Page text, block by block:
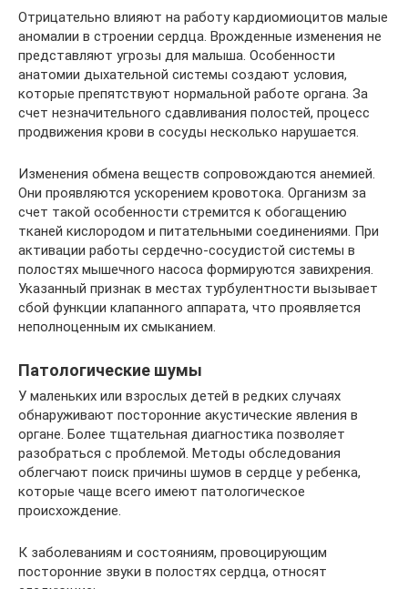
Отрицательно влияют на работу кардиомиоцитов малые
аномалии в строении сердца. Врожденные изменения не
представляют угрозы для малыша. Особенности
анатомии дыхательной системы создают условия,
которые препятствуют нормальной работе органа. За
счет незначительного сдавливания полостей, процесс
продвижения крови в сосуды несколько нарушается.
Изменения обмена веществ сопровождаются анемией.
Они проявляются ускорением кровотока. Организм за
счет такой особенности стремится к обогащению
тканей кислородом и питательными соединениями. При
активации работы сердечно-сосудистой системы в
полостях мышечного насоса формируются завихрения.
Указанный признак в местах турбулентности вызывает
сбой функции клапанного аппарата, что проявляется
неполноценным их смыканием.
Патологические шумы
У маленьких или взрослых детей в редких случаях
обнаруживают посторонние акустические явления в
органе. Более тщательная диагностика позволяет
разобраться с проблемой. Методы обследования
облегчают поиск причины шумов в сердце у ребенка,
которые чаще всего имеют патологическое
происхождение.
К заболеваниям и состояниям, провоцирующим
посторонние звуки в полостях сердца, относят